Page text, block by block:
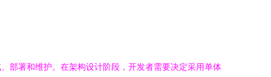
部署和维护。在架构设计阶段，开发者需要决定采用单体